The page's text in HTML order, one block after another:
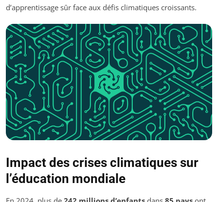
d’apprentissage sûr face aux défis climatiques croissants.
Impact des crises climatiques sur
l’éducation mondiale